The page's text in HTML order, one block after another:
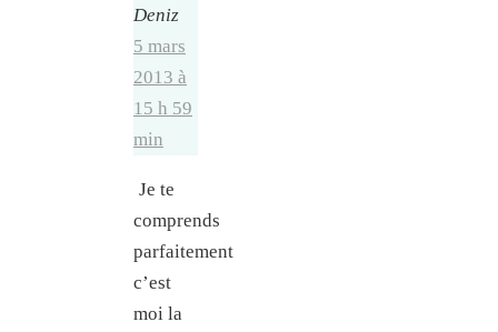
Deniz
5 mars
2013 à
15 h 59
min
Je te
comprends
parfaitement
c’est
moi la